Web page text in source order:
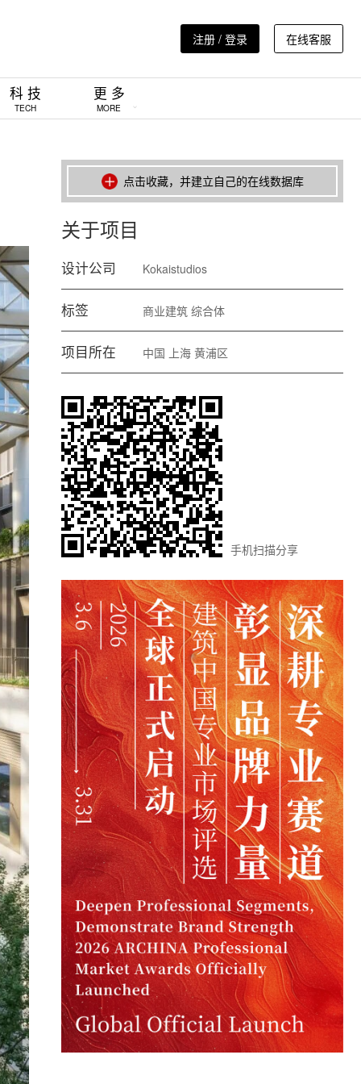
注册 / 登录 在线客服
科 技
TECH
更 多
MORE
点击收藏，并建立自己的在线数据库
关于项目
设计公司 Kokaistudios
标签 商业建筑 综合体
项目所在 中国 上海 黄浦区
手机扫描分享